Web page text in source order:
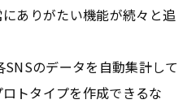
ありがたい機能が続々と追
SNSのデータを自動集計して
トタイプを作成できるな